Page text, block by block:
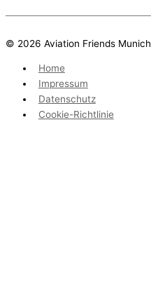
© 2026 Aviation Friends
Home
Impressum
Datenschutz
Cookie-Richtlinie